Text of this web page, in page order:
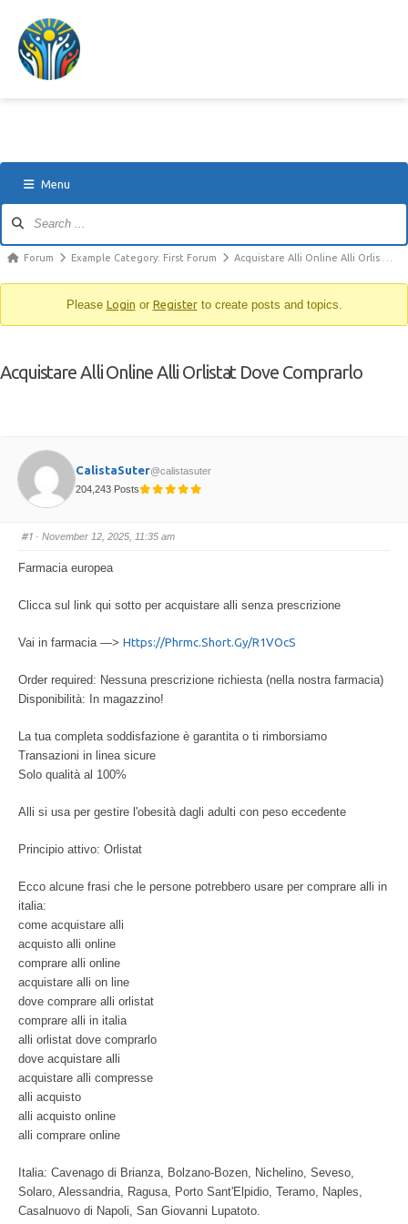
Menu
Forum Example Category: First Forum Acquistare Alli Online Alli Orlis …
Please Login or Registerto create posts and topics.
Acquistare Alli Online Alli Orlistat Dove Comprarlo
CalistaSuter@calistasuter
204,243 Posts
#1 · November 12, 2025, 11:35 am
Farmacia europea
Clicca sul link qui sotto per acquistare alli senza prescrizione
Vai in farmacia —> Https://phrmc.short.gy/r1VOcS
Order required: Nessuna prescrizione richiesta (nella nostra farmacia)
Disponibilità: In magazzino!
La tua completa soddisfazione è garantita o ti rimborsiamo
Transazioni in linea sicure
Solo qualità al 100%
Alli si usa per gestire l'obesità dagli adulti con peso eccedente
Principio attivo: Orlistat
Ecco alcune frasi che le persone potrebbero usare per comprare alli in
italia:
come acquistare alli
acquisto alli online
comprare alli online
acquistare alli on line
dove comprare alli orlistat
comprare alli in italia
alli orlistat dove comprarlo
dove acquistare alli
acquistare alli compresse
alli acquisto
alli acquisto online
alli comprare online
Italia: Cavenago di Brianza, Bolzano-Bozen, Nichelino, Seveso,
Solaro, Alessandria, Ragusa, Porto Sant'Elpidio, Teramo, Naples,
Casalnuovo di Napoli, San Giovanni Lupatoto.